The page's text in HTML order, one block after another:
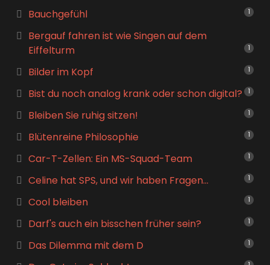
Bauchgefühl 1
Bergauf fahren ist wie Singen auf dem
Eiffelturm
1
Bilder im Kopf 1
Bist du noch analog krank oder schon digital? 1
Bleiben Sie ruhig sitzen! 1
Blütenreine Philosophie 1
Car-T-Zellen: Ein MS-Squad-Team 1
Celine hat SPS, und wir haben Fragen… 1
Cool bleiben 1
Darf's auch ein bisschen früher sein? 1
Das Dilemma mit dem D 1